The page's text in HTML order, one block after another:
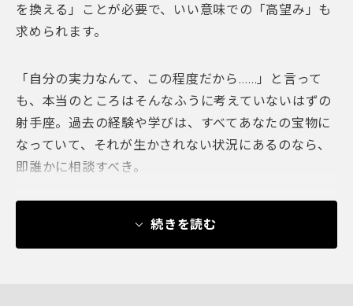
を換える」ことが必要で、いい意味での「高望み」も
求められます。
「自分の実力なんて、この程度だから……」と言って
も、本当のところはそんなふうに考えていないはずの
射手座。過去の経験や学びは、すべてあなたの宝物に
なっていて、それが生かされない状況にあるのなら、
即誰かに相談すべき。
続きを読む